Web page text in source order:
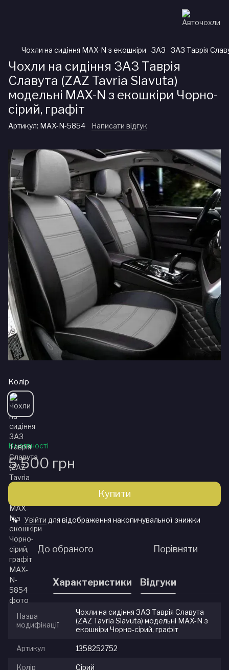
Чохли на сидіння MAX-N з екошкіри ЗАЗ ЗАЗ Таврія
Чохли на сидіння ЗАЗ Таврія
Славута (ZAZ Tavria Slavuta)
модельні MAX-N з екошкіри Чорно-
сірий, графіт
Артикул: MAX-N-5854 Написати відгук
Колір
В наявності
5 500 грн
Купити
% Увійти для відображення накопичувальної знижки
До обраного Порівняти
Характеристики Відгуки
Назва
модифікації
Чохли на сидіння ЗАЗ Таврія Славута
(ZAZ Tavria Slavuta) модельні MAX-N з
екошкіри Чорно-сірий, графіт
Артикул 1358252752
Колір Сірий